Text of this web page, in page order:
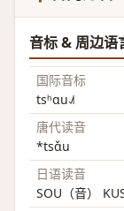
音标 & 周边语
国际音标
tsʰɑu˨˩˦
唐代读音
*tsɑ̌u
日语读音
SOU（音）